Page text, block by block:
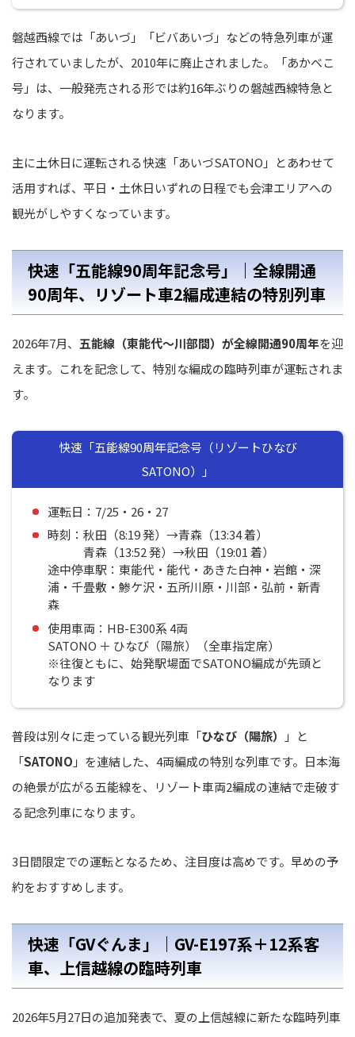
磐越西線では「あいづ」「ビバあいづ」などの特急列車が運
行されていましたが、2010年に廃止されました。「あかべこ
号」は、一般発売される形では約16年ぶりの磐越西線特急と
なります。
主に土休日に運転される快速「あいづSATONO」とあわせて
活用すれば、平日・土休日いずれの日程でも会津エリアへの
観光がしやすくなっています。
快速「五能線90周年記念号」｜全線開通
90周年、リゾート車2編成連結の特別列車
2026年7月、 五能線（東能代〜川部間）が全線開通90周年を迎
えます。これを記念して、特別な編成の臨時列車が運転されま
す。
快速「五能線90周年記念号（リゾートひなび
SATONO）」
運転日：7/25・26・27
時刻：秋田（8:19 発）→青森（13:34 着）
青森（13:52 発）→秋田（19:01 着）
途中停車駅：東能代・能代・あきた白神・岩館・深
浦・千畳敷・鯵ケ沢・五所川原・川部・弘前・新青
森
使用車両：HB-E300系 4両
SATONO ＋ ひなび（陽旅）（全車指定席）
※往復ともに、始発駅場面でSATONO編成が先頭と
なります
普段は別々に走っている観光列車「ひなび（陽旅）
」と
「SATONO 」を連結した、4両編成の特別な列車です。日本海
の絶景が広がる五能線を、リゾート車両2編成の連結で走破す
る記念列車になります。
3日間限定での運転となるため、注目度は高めです。早めの予
約をおすすめします。
快速「GVぐんま」｜GV-E197系＋12系客
車、上信越線の臨時列車
2026年5月27日の追加発表で、夏の上信越線に新たな臨時列車